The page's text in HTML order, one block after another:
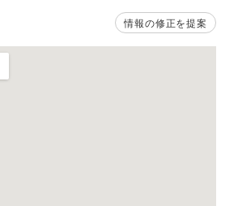
情報の修正を提案